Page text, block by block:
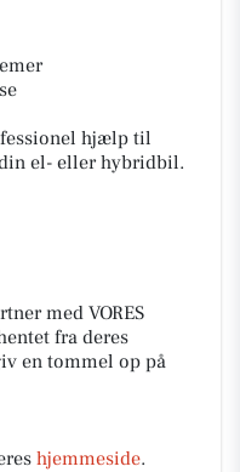
hjælp til
el- eller hybridbil.
med VORES
fra deres
en tommel op på
hjemmeside.